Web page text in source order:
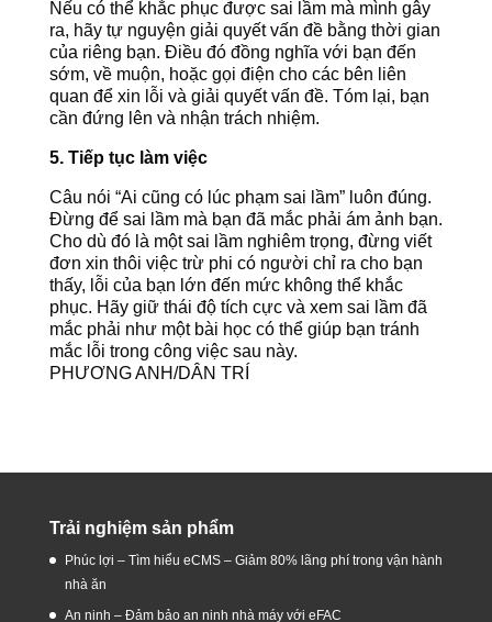
Nếu có thể khắc phục được sai lầm mà mình gây
ra, hãy tự nguyện giải quyết vấn đề bằng thời gian
của riêng bạn. Điều đó đồng nghĩa với bạn đến
sớm, về muộn, hoặc gọi điện cho các bên liên
quan để xin lỗi và giải quyết vấn đề. Tóm lại, bạn
cần đứng lên và nhận trách nhiệm.
5. Tiếp tục làm việc
Câu nói “Ai cũng có lúc phạm sai lầm” luôn đúng.
Đừng để sai lầm mà bạn đã mắc phải ám ảnh bạn.
Cho dù đó là một sai lầm nghiêm trọng, đừng viết
đơn xin thôi việc trừ phi có người chỉ ra cho bạn
thấy, lỗi của bạn lớn đến mức không thể khắc
phục. Hãy giữ thái độ tích cực và xem sai lầm đã
mắc phải như một bài học có thể giúp bạn tránh
mắc lỗi trong công việc sau này.
PHƯƠNG ANH/DÂN TRÍ
Trải nghiệm sản phẩm
Phúc lợi – Tìm hiểu eCMS – Giảm 80% lãng phí trong vận hành
nhà ăn
An ninh – Đảm bảo an ninh nhà máy với eFAC